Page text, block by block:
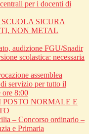
per i docenti di
SICURA
NON METAL
audizione FGU/Snadir
scolastica: necessaria
assemblea
servizio per tutto il
ore 8:00
NORMALE E
– Concorso ordinario –
e Primaria